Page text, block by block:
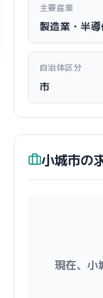
主要産業
製造業・半導
自治体区分
市
小城市の
現在、小